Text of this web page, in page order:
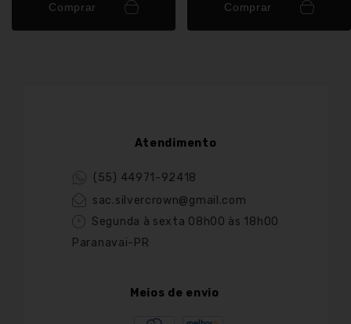
Comprar Comprar
Atendimento
(55) 44971-92418
sac.silvercrown@gmail.com
Segunda à sexta 08h00 às 18h00
Paranavai-PR
Meios de envio